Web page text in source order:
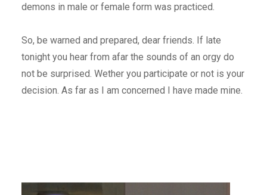
demons in male or female form was practiced.
So, be warned and prepared, dear friends. If late
tonight you hear from afar the sounds of an orgy do
not be surprised. Wether you participate or not is your
decision. As far as I am concerned I have made mine.